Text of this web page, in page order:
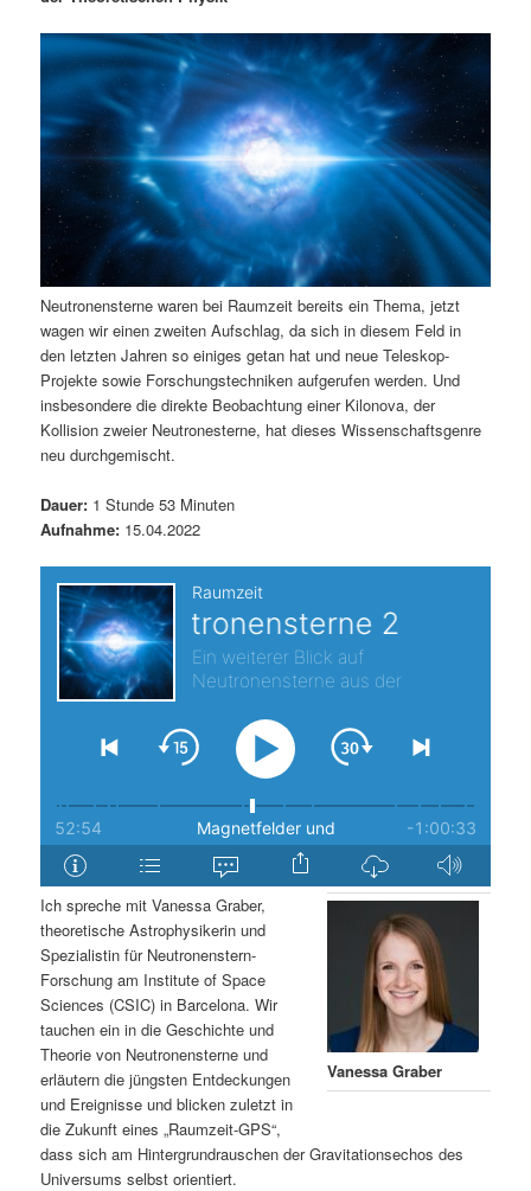
ä
r
e
n
n
h
a
l
t
s
p
r
e
n
n
d
ä
r
n
I
n
h
a
l
t
s
n
g
e
n
a
v
i
g
a
i
o
Neutronensterne waren bei Raumzeit bereits ein Thema, jetzt
wagen wir einen zweiten Aufschlag, da sich in diesem Feld in
den letzten Jahren so einiges getan hat und neue Teleskop-
Projekte sowie Forschungstechniken aufgerufen werden. Und
insbesondere die direkte Beobachtung einer Kilonova, der
Kollision zweier Neutronesterne, hat dieses Wissenschaftsgenre
neu durchgemischt.
Dauer: 1 Stunde 53 Minuten
Aufnahme: 15.04.2022
Vanessa Graber
Ich spreche mit Vanessa Graber,
theoretische Astrophysikerin und
Spezialistin für Neutronenstern-
Forschung am Institute of Space
Sciences (CSIC) in Barcelona. Wir
tauchen ein in die Geschichte und
Theorie von Neutronensterne und
erläutern die jüngsten Entdeckungen
und Ereignisse und blicken zuletzt in
die Zukunft eines „Raumzeit-GPS“,
dass sich am Hintergrundrauschen der Gravitationsechos des
Universums selbst orientiert.